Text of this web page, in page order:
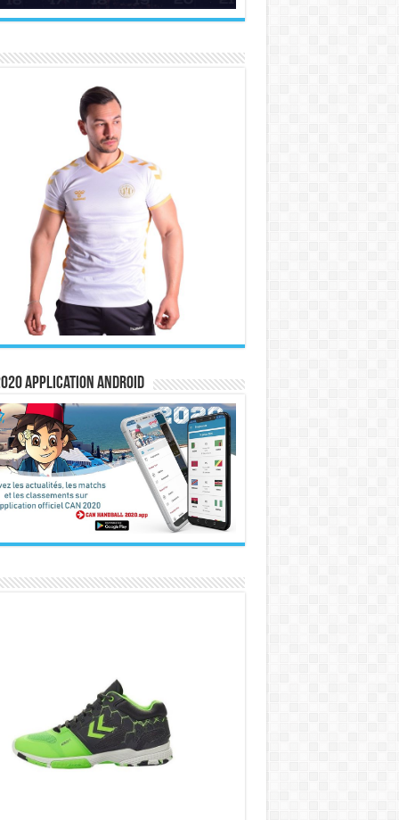
Application Android